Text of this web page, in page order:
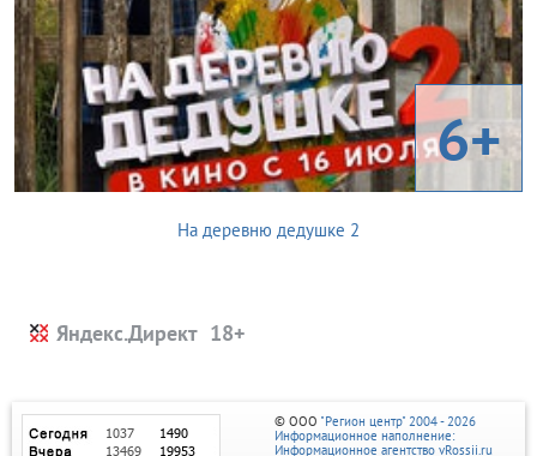
6+
На деревню дедушке 2
Яндекс.Директ
© ООО "Регион центр" 2004 - 2026
Информационное наполнение:
Информационное агентство vRossii.ru